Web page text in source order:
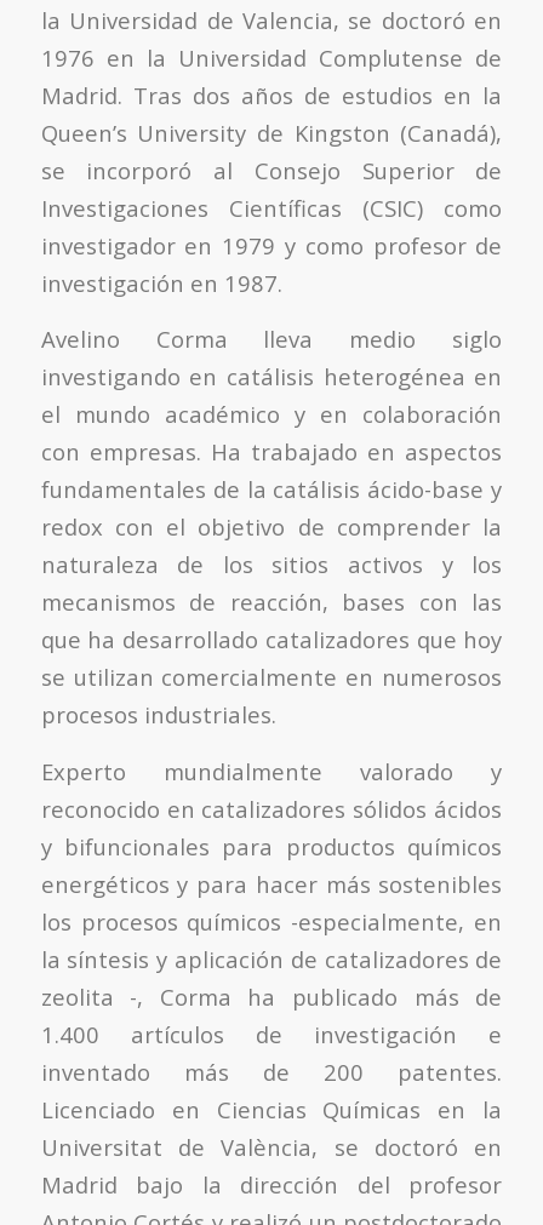
la Universidad de Valencia, se doctoró en
1976 en la Universidad Complutense de
Madrid. Tras dos años de estudios en la
Queen’s University de Kingston (Canadá),
se incorporó al Consejo Superior de
Investigaciones Científicas (CSIC) como
investigador en 1979 y como profesor de
investigación en 1987.
Avelino Corma lleva medio siglo
investigando en catálisis heterogénea en
el mundo académico y en colaboración
con empresas. Ha trabajado en aspectos
fundamentales de la catálisis ácido-base y
redox con el objetivo de comprender la
naturaleza de los sitios activos y los
mecanismos de reacción, bases con las
que ha desarrollado catalizadores que hoy
se utilizan comercialmente en numerosos
procesos industriales.
Experto mundialmente valorado y
reconocido en catalizadores sólidos ácidos
y bifuncionales para productos químicos
energéticos y para hacer más sostenibles
los procesos químicos -especialmente, en
la síntesis y aplicación de catalizadores de
zeolita -, Corma ha publicado más de
1.400 artículos de investigación e
inventado más de 200 patentes.
Licenciado en Ciencias Químicas en la
Universitat de València, se doctoró en
Madrid bajo la dirección del profesor